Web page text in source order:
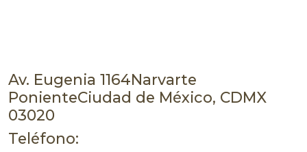
Av. Eugenia 1164Narvarte
PonienteCiudad de México, CDMX
03020
Teléfono: